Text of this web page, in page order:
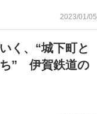
2023/01/05
く、“城下町と
” 伊賀鉄道の